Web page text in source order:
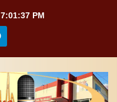
7:01:38 PM